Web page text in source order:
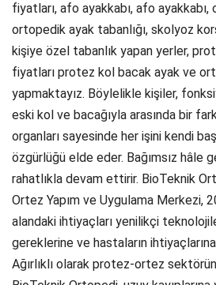
fiyatları, afo ayakkabı, afo
ortopedik ayak tabanlığı, skolyoz
kişiye özel tabanlık yapan yerler,
fiyatları protez kol bacak ayak ve
yapmaktayız. Böylelikle kişiler,
eski kol ve bacağıyla arasında bir
organları sayesinde her işini kendi
özgürlüğü elde eder. Bağımsız hâle
rahatlıkla devam ettirir. BioTeknik
Ortez Yapım ve Uygulama Merkezi,
alandaki ihtiyaçları yenilikçi
gereklerine ve hastaların
Ağırlıklı olarak protez-ortez